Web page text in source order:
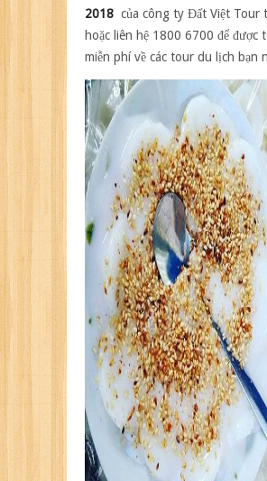
2018 của công ty Đất Việt Tour
hoặc liên hệ 1800 6700 để được
miễn phí về các tour du lịch bạn